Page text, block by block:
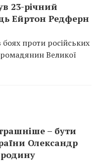
23-річний
Ейртон Редферн
боях проти російських
Великої
– бути
Олександр